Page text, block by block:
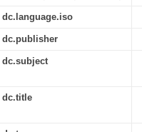
dc.language.iso
dc.publisher
dc.subject
dc.title